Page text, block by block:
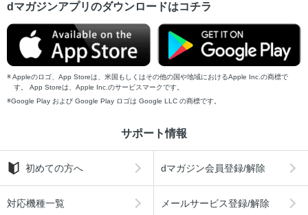
dマガジンアプリのダウンロードはコチラ
Appleのロゴ、App Storeは、米国もしくはその他の国や地域におけるApple Inc.の商標で
す。 App Storeは、Apple Inc.のサービスマークです。
Google Play および Google Play ロゴは Google LLC の商標です。
サポート情報
初めての方へ dマガジン会員登録/解除
対応機種一覧 メールサービス登録/解除